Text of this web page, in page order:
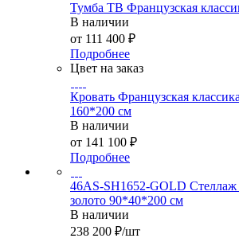
Тумба ТВ Французская
В наличии
от 111 400 ₽
Подробнее
Цвет на заказ
Кровать Французская
160*200 см
В наличии
от 141 100 ₽
Подробнее
46AS-SH1652-GOLD Стеллаж
золото 90*40*200 см
В наличии
238 200 ₽/шт